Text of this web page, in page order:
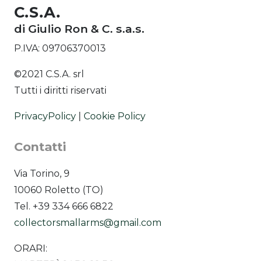
C.S.A.
di Giulio Ron & C. s.a.s.
P.IVA: 09706370013
©2021 C.S.A. srl
Tutti i diritti riservati
PrivacyPolicy Cookie Policy
Contatti
Via Torino, 9
10060 Roletto (TO)
Tel. +39 334 666 6822
collectorsmallarms@gmail.com
ORARI: